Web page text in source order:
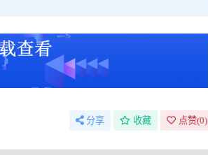
分享 收藏 点赞(0)